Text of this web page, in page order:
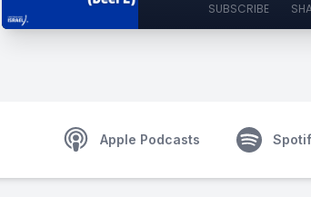
SUBSCRIBE
Apple Podcasts